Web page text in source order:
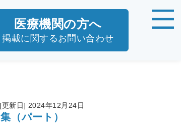
医療機関の方へ
掲載に関するお問い合わせ
[更新日] 2024年12月24日
（パート）